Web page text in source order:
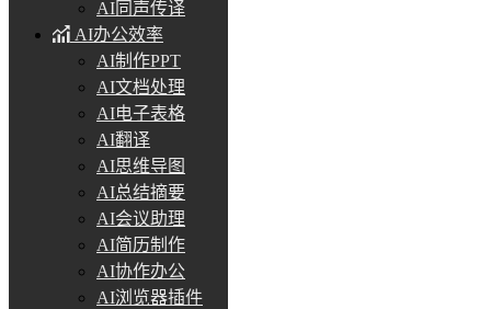
AI同声传译
AI办公效率
AI制作PPT
AI文档处理
AI电子表格
AI翻译
AI思维导图
AI总结摘要
AI会议助理
AI简历制作
AI协作办公
AI浏览器插件